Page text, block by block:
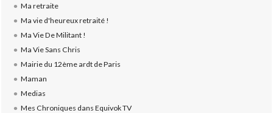
Ma retraite
Ma vie d'heureux retraité !
Ma Vie De Militant !
Ma Vie Sans Chris
Mairie du 12ème ardt de Paris
Maman
Medias
Mes Chroniques dans Equivok TV